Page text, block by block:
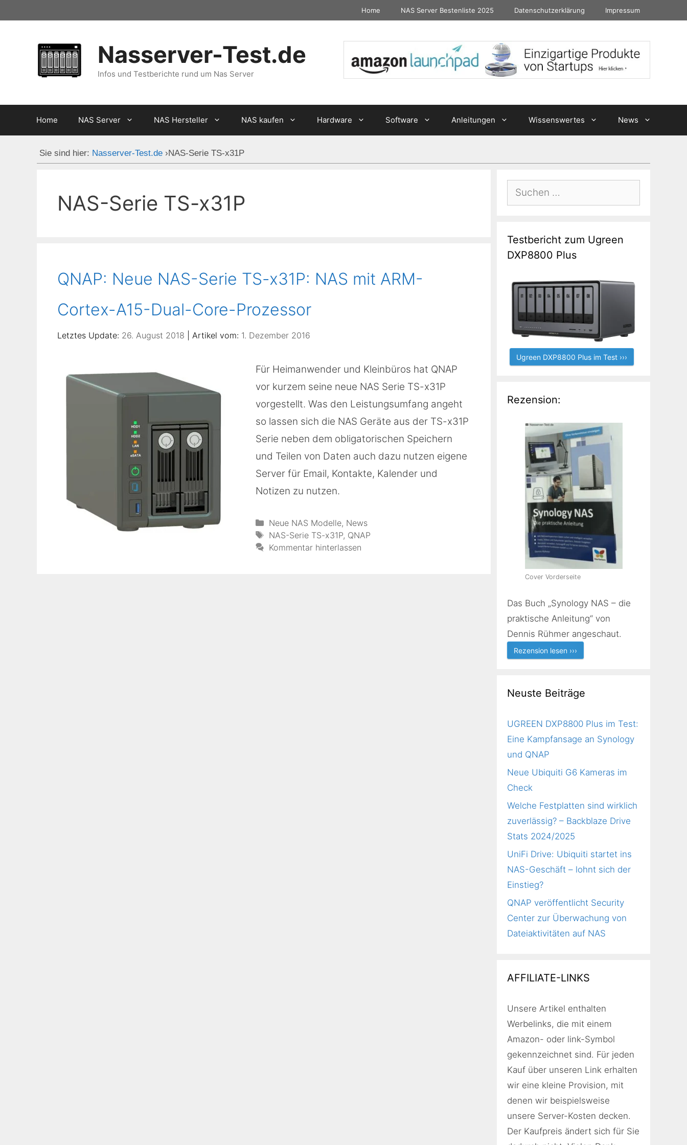
springen
Home NAS Server Bestenliste 2025 Datenschutzerklärung Impressum
Nasserver-Test.de
Infos und Testberichte rund um Nas Server
Home NAS Server NAS Hersteller NAS kaufen Hardware Software Anleitungen Wissenswertes News
Sie sind hier: Nasserver-Test.de ›NAS-Serie TS-x31P
NAS-Serie TS-x31P
QNAP: Neue NAS-Serie TS-x31P: NAS mit ARM-
Cortex-A15-Dual-Core-Prozessor
26. August 2018 1. Dezember 2016
Für Heimanwender und Kleinbüros hat QNAP
vor kurzem seine neue NAS Serie TS-x31P
vorgestellt. Was den Leistungsumfang angeht
so lassen sich die NAS Geräte aus der TS-x31P
Serie neben dem obligatorischen Speichern
und Teilen von Daten auch dazu nutzen eigene
Server für Email, Kontakte, Kalender und
Notizen zu nutzen.
Kategorien
Neue NAS Modelle, News
Schlagwörter
NAS-Serie TS-x31P, QNAP
Kommentar hinterlassen
Suchen
nach:
Testbericht zum Ugreen
DXP8800 Plus
Ugreen DXP8800 Plus im Test ›››
Rezension:
Cover Vorderseite
Das Buch „Synology NAS – die
praktische Anleitung“ von
Dennis Rühmer angeschaut.
Rezension lesen ›››
Neuste Beiträge
UGREEN DXP8800 Plus im Test:
Eine Kampfansage an Synology
und QNAP
Neue Ubiquiti G6 Kameras im
Check
Welche Festplatten sind wirklich
zuverlässig? – Backblaze Drive
Stats 2024/2025
UniFi Drive: Ubiquiti startet ins
NAS-Geschäft – lohnt sich der
Einstieg?
QNAP veröffentlicht Security
Center zur Überwachung von
Dateiaktivitäten auf NAS
AFFILIATE-LINKS
Unsere Artikel enthalten
Werbelinks, die mit einem
Amazon- oder link-Symbol
gekennzeichnet sind. Für jeden
Kauf über unseren Link erhalten
wir eine kleine Provision, mit
denen wir beispielsweise
unsere Server-Kosten decken.
Der Kaufpreis ändert sich für Sie